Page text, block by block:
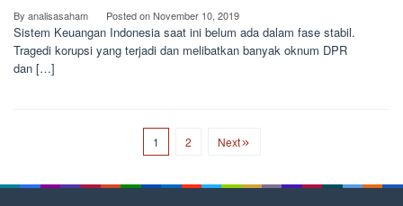
By analisasaham Posted onNovember 10, 2019
Sistem Keuangan Indonesia saat ini belum ada dalam fase stabil.
Tragedi korupsi yang terjadi dan melibatkan banyak oknum DPR
dan […]
1 2 Next